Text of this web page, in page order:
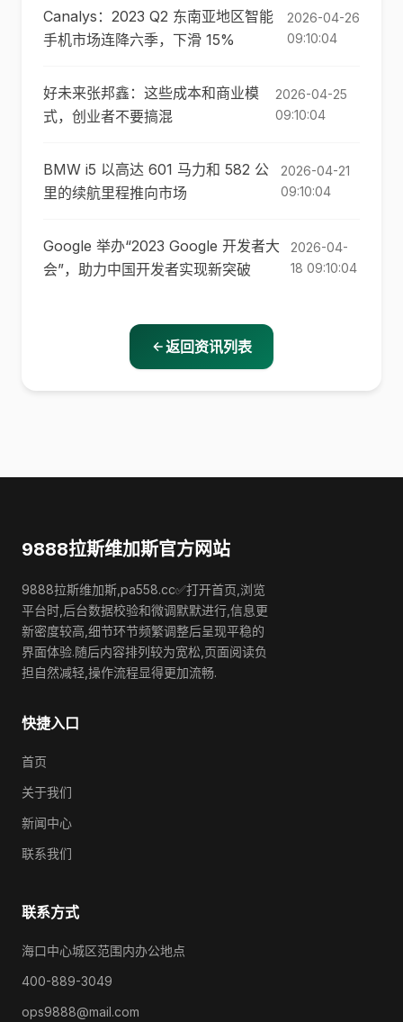
Canalys：2023 Q2 东南亚地区智能
手机市场连降六季，下滑 15%
2026-04-26
09:10:04
好未来张邦鑫：这些成本和商业模
式，创业者不要搞混
2026-04-25
09:10:04
BMW i5 以高达 601 马力和 582 公
里的续航里程推向市场
2026-04-21
09:10:04
Google 举办“2023 Google 开发者大
会”，助力中国开发者实现新突破
2026-04-
18 09:10:04
返回资讯列表
9888拉斯维加斯官方网站
9888拉斯维加斯,pa558.cc✅打开首页,浏览
平台时,后台数据校验和微调默默进行,信息更
新密度较高,细节环节频繁调整后呈现平稳的
界面体验.随后内容排列较为宽松,页面阅读负
担自然减轻,操作流程显得更加流畅.
快捷入口
首页
关于我们
新闻中心
联系我们
联系方式
海口中心城区范围内办公地点
400-889-3049
ops9888@mail.com